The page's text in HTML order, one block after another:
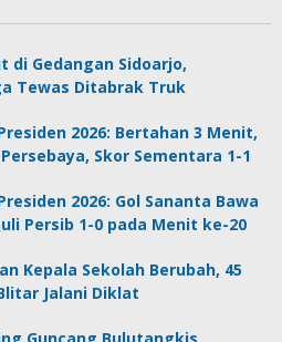
di Gedangan Sidoarjo,
Tewas Ditabrak Truk
2026: Bertahan 3 Menit,
Skor Sementara 1-1
2026: Gol Sananta Bawa
Persib 1-0 pada Menit ke-20
Kepala Sekolah Berubah, 45
Jalani Diklat